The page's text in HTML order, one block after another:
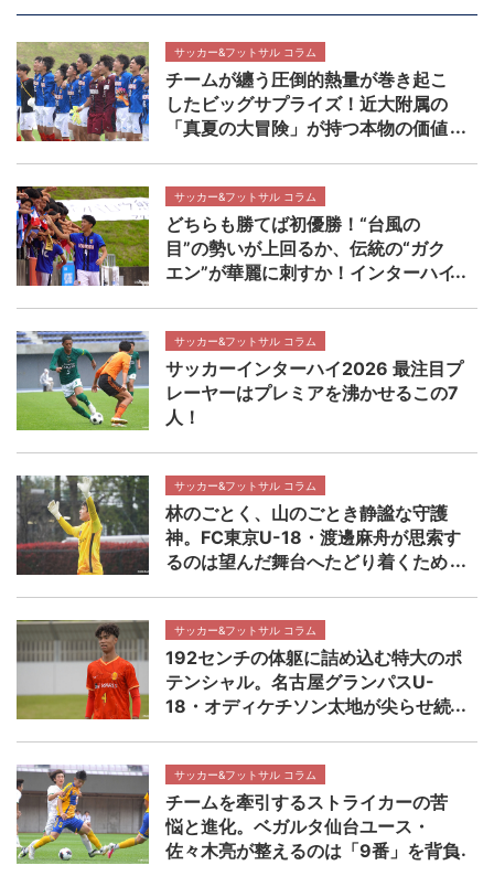
サッカー&フットサル コラム
チームが纏う圧倒的熱量が巻き起こ
したビッグサプライズ！近大附属の
「真夏の大冒険」が持つ本物の価値
サッカー&フットサル コラム
どちらも勝てば初優勝！“台風の
目”の勢いが上回るか、伝統の“ガク
エン”が華麗に刺すか！インターハイ
サッカー&フットサル コラム
サッカーインターハイ2026 最注目プ
レーヤーはプレミアを沸かせるこの7
人！
サッカー&フットサル コラム
林のごとく、山のごとき静謐な守護
神。FC東京U-18・渡邊麻舟が思索す
るのは望んだ舞台へたどり着くため
サッカー&フットサル コラム
192センチの体躯に詰め込む特大のポ
テンシャル。名古屋グランパスU-
18・オディケチソン太地が尖らせ続
サッカー&フットサル コラム
チームを牽引するストライカーの苦
悩と進化。ベガルタ仙台ユース・
佐々木亮が整えるのは「9番」を背負